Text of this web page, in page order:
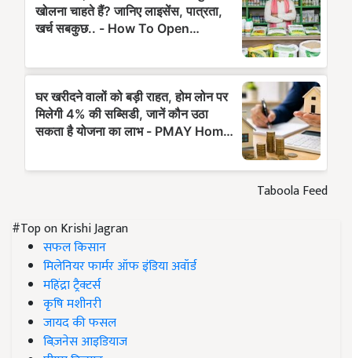
Taboola Feed
#Top on Krishi Jagran
सफल किसान
मिलेनियर फार्मर ऑफ इंडिया अवॉर्ड
महिंद्रा ट्रैक्टर्स
कृषि मशीनरी
जायद की फसल
बिज़नेस आइडियाज